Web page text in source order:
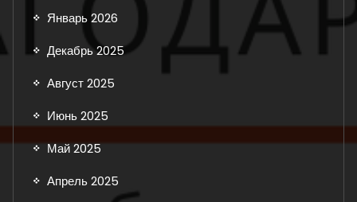
Январь 2026
Декабрь 2025
Август 2025
Июнь 2025
Май 2025
Апрель 2025